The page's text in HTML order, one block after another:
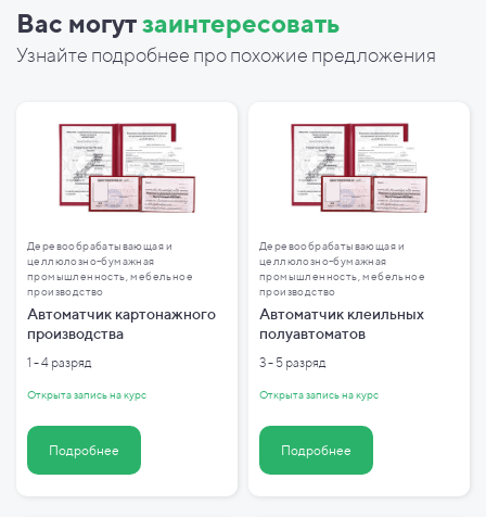
Вас могутзаинтересовать
Узнайте подробнее про похожие предложения
Деревообрабатывающая и
целлюлозно-бумажная
промышленность, мебельное
производство
Автоматчик картонажного
производства
1 - 4 разряд
Открыта запись на курс
Подробнее
Деревообрабатывающая и
целлюлозно-бумажная
промышленность, мебельное
производство
Автоматчик клеильных
полуавтоматов
3 - 5 разряд
Открыта запись на курс
Подробнее